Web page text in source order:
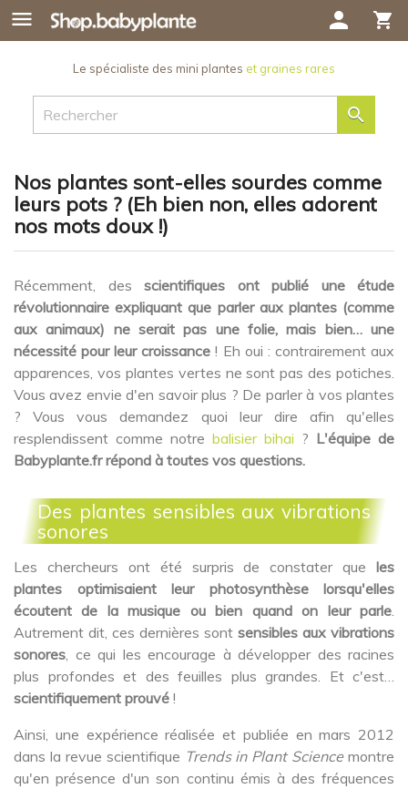
 shopping_cart
person
Le spécialiste des mini plantes et graines rares

Nos plantes sont-elles sourdes comme
leurs pots ? (Eh bien non, elles adorent
nos mots doux !)
Récemment, des scientifiques ont publié une étude
révolutionnaire expliquant que parler aux plantes (comme
aux animaux) ne serait pas une folie, mais bien… une
nécessité pour leur croissance ! Eh oui : contrairement aux
apparences, vos plantes vertes ne sont pas des potiches.
Vous avez envie d'en savoir plus ? De parler à vos plantes
? Vous vous demandez quoi leur dire afin qu'elles
resplendissent comme notre balisier bihai ? L'équipe de
Babyplante.fr répond à toutes vos questions.
Des plantes sensibles aux vibrations
sonores
Les chercheurs ont été surpris de constater que les
plantes optimisaient leur photosynthèse lorsqu'elles
écoutent de la musique ou bien quand on leur parle
Autrement dit, ces dernières sont sensibles aux vibrations
sonores , ce qui les encourage à développer des racines
plus profondes et des feuilles plus grandes. Et c'est…
scientifiquement prouvé !
Ainsi, une expérience réalisée et publiée en mars 2012
dans la revue scientifique Trends in Plant Sciencemontre
qu'en présence d'un son continu émis à des fréquences